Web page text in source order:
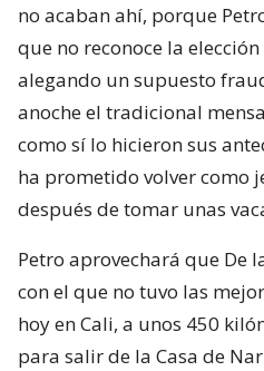
no acaban ahí, porque
que no reconoce la
alegando un supuesto
anoche el tradicional
como sí lo hicieron sus
ha prometido volver como
después de tomar unas
Petro aprovechará que De
con el que no tuvo las
hoy en Cali, a unos 450
para salir de la Casa de